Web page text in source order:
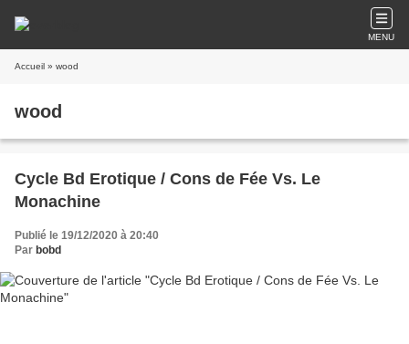
MENU
Accueil » wood
wood
Cycle Bd Erotique / Cons de Fée Vs. Le
Monachine
Publié le 19/12/2020 à 20:40
Par bobd